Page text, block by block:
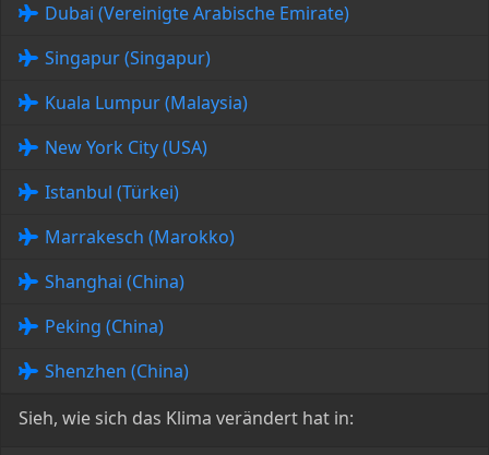
Dubai (Vereinigte Arabische Emirate)
Singapur (Singapur)
Kuala Lumpur (Malaysia)
New York City (USA)
Istanbul (Türkei)
Marrakesch (Marokko)
Shanghai (China)
Peking (China)
Shenzhen (China)
Sieh, wie sich das Klima verändert hat in: